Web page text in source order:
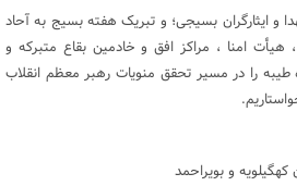
و ایثارگران بسیجی؛ و تبریک هفته بسیج به آحاد
هیأت امنا ، مراکز افق و خادمین بقاع متبرکه و
را در مسیر تحقق منویات رهبر معظم انقلاب
و بویراحمد